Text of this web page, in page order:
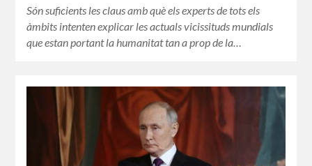
Són suficients les claus amb què els experts de tots els
àmbits intenten explicar les actuals vicissituds mundials
que estan portant la humanitat tan a prop de la…